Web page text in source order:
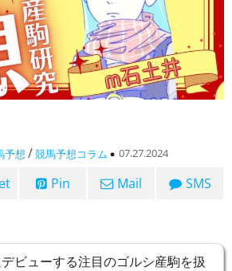
予想 /競馬予想コラム 07.27.2024
Pin Mail SMS
ビューする注目のゴルシ産駒を扱